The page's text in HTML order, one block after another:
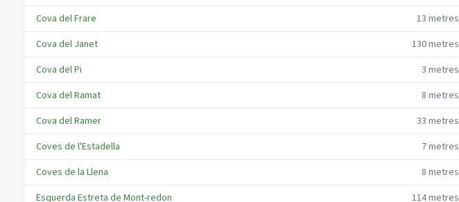
Cova del Frare
13 metres
Cova del Janet
130metres
Cova del Pi
3 metres
Cova del Ramat
8 metres
Cova del Ramer
33 metres
Coves de l'Estadella
7metres
Coves de la Llena
8 metres
Esquerda Estreta de Mont-redon
114metres